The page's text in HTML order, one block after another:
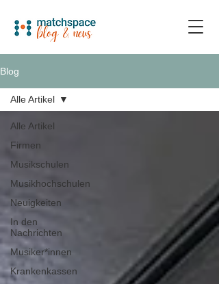
Blog
Alle Artikel
Firmen
Musikschulen
Musikhochschulen
Neuigkeiten
In den
Nachrichten
Musiker*innen
Krankenkassen
Alle Artikel